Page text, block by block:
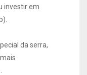
investir em
da serra,